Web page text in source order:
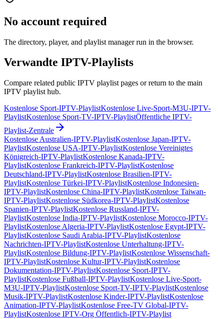
No account required
The directory, player, and playlist manager run in the browser.
Verwandte IPTV-Playlists
Compare related public IPTV playlist pages or return to the main
IPTV playlist hub.
Kostenlose Sport-IPTV-PlaylistKostenlose Live-Sport-M3U-IPTV-
PlaylistKostenlose Sport-TV-IPTV-PlaylistÖffentliche IPTV-
Playlist-Zentrale
Kostenlose Australien-IPTV-PlaylistKostenlose Japan-IPTV-
PlaylistKostenlose USA-IPTV-PlaylistKostenlose Vereinigtes
Königreich-IPTV-PlaylistKostenlose Kanada-IPTV-
PlaylistKostenlose Frankreich-IPTV-PlaylistKostenlose
Deutschland-IPTV-PlaylistKostenlose Brasilien-IPTV-
PlaylistKostenlose Türkei-IPTV-PlaylistKostenlose Indonesien-
IPTV-PlaylistKostenlose China-IPTV-PlaylistKostenlose Taiwan-
IPTV-PlaylistKostenlose Südkorea-IPTV-PlaylistKostenlose
Spanien-IPTV-PlaylistKostenlose Russland-IPTV-
PlaylistKostenlose India-IPTV-PlaylistKostenlose Morocco-IPTV-
PlaylistKostenlose Algeria-IPTV-PlaylistKostenlose Egypt-IPTV-
PlaylistKostenlose Saudi Arabia-IPTV-PlaylistKostenlose
Nachrichten-IPTV-PlaylistKostenlose Unterhaltung-IPTV-
PlaylistKostenlose Bildung-IPTV-PlaylistKostenlose Wissenschaft-
IPTV-PlaylistKostenlose Kultur-IPTV-PlaylistKostenlose
Dokumentation-IPTV-PlaylistKostenlose Sport-IPTV-
PlaylistKostenlose Fußball-IPTV-PlaylistKostenlose Live-Sport-
M3U-IPTV-PlaylistKostenlose Sport-TV-IPTV-PlaylistKostenlose
Musik-IPTV-PlaylistKostenlose Kinder-IPTV-PlaylistKostenlose
Animation-IPTV-PlaylistKostenlose Free-TV Global-IPTV-
PlaylistKostenlose IPTV-Org Öffentlich-IPTV-Playlist